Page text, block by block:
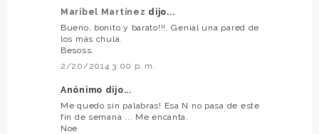
Maribel Martínez dijo...
Bueno, bonito y barato!!!. Genial una pared de
los más chula.
Besoss.
2/20/2014 3:00 p. m.
Anónimo dijo...
Me quedo sin palabras! Esa N no pasa de este
fin de semana ... Me encanta.
Noe